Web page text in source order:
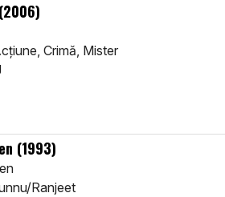
(2006)
Crimă, Mister
(1993)
Ranjeet